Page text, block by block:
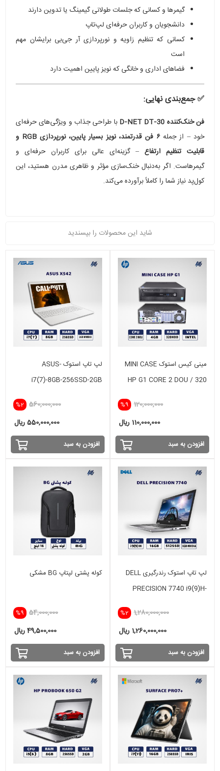
گیمرها و کسانی که جلسات طولانی گیمینگ یا تدوین دارند
دانشجویان و کاربران حرفه‌ای لپ‌تاپ
کسانی که تنظیم زاویه و نورپردازی آر جی‌بی برایشان مهم
است
فضاهای اداری و خانگی که نویز پایین اهمیت دارد
✅ جمع‌بندی نهایی:
فن خنک‌کننده D‑NET DT‑30
با طراحی جذاب و ویژگی‌های حرفه‌ای
خود – از جمله
۶ فن قدرتمند، نویز بسیار پایین، نورپردازی RGB و
قابلیت تنظیم ارتفاع – گزینه‌ای عالی برای کاربران حرفه‌ای و
گیمرهاست. اگر به‌دنبال خنک‌سازی مؤثر و ظاهری مدرن هستید، این
کول‌پد نیاز شما را کاملاً برآورده می‌کند.
شاید این محصولات را بپسندید
مینی کیس استوک MINI CASE
HP G1 CORE 2 DOU / 320
%9 120,000,000
110,000,000 ریال
افزودن به سبد
لپ تاپ استوک ASUS-
i7(7)-8GB-256SSD-2GB
%2 560,000,000
550,000,000 ریال
افزودن به سبد
لپ تاپ استوک رندرگیری DELL
PRECISION 7740 i9(9)H-
%2 1,280,000,000
1,260,000,000 ریال
افزودن به سبد
کوله پشتی لپتاپ BG مشکی
%9 54,000,000
49,500,000 ریال
افزودن به سبد